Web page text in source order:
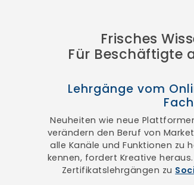
Frisches
Für Beschäftigte
Lehrgänge vom
Neuheiten wie neue
verändern den Beruf von
alle Kanäle und Funktionen zu
kennen, fordert Kreative
Zertifikatslehrgängen zu